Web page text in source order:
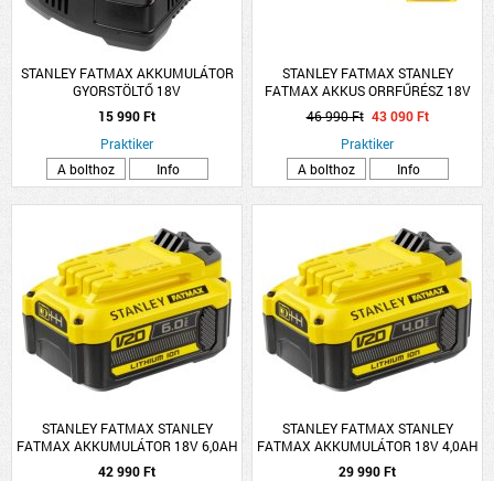
STANLEY FATMAX AKKUMULÁTOR
GYORSTÖLTŐ 18V
15 990 Ft
Praktiker
A bolthoz
Info
STANLEY FATMAX STANLEY
FATMAX AKKUS ORRFŰRÉSZ 18V
AKKU ÉS TÖLTŐ NÉLKÜL
46 990 Ft 43 090 Ft
Praktiker
A bolthoz
Info
STANLEY FATMAX STANLEY
FATMAX AKKUMULÁTOR 18V 6,0AH
LI-ION
42 990 Ft
STANLEY FATMAX STANLEY
FATMAX AKKUMULÁTOR 18V 4,0AH
LI-ION
29 990 Ft